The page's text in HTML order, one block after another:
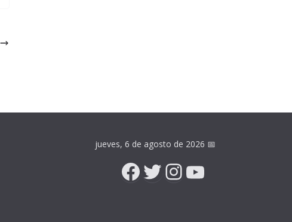
jueves, 6 de agosto de 2026 📅
Facebook
Twitter
Instagram
YouTube